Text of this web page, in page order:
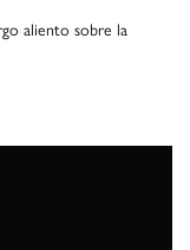
aliento sobre la